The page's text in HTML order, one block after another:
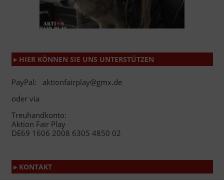
▸ HIER KÖNNEN SIE UNS UNTERSTÜTZEN
PayPal: aktionfairplay@gmx.de
oder via
Treuhandkonto:
Aktion Fair Play
DE69 1606 2008 6305 4850 02
▸ KONTAKT